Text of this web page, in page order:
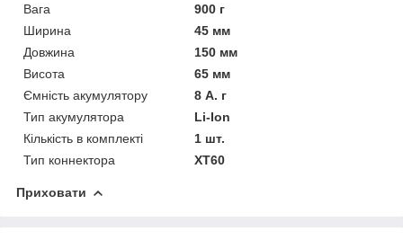
Вага
900 г
Ширина
45 мм
Довжина
150 мм
Висота
65 мм
Ємність акумулятору
8 А. г
Тип акумулятора
Li-Ion
Кількість в комплекті
1 шт.
Тип коннектора
XT60
Приховати